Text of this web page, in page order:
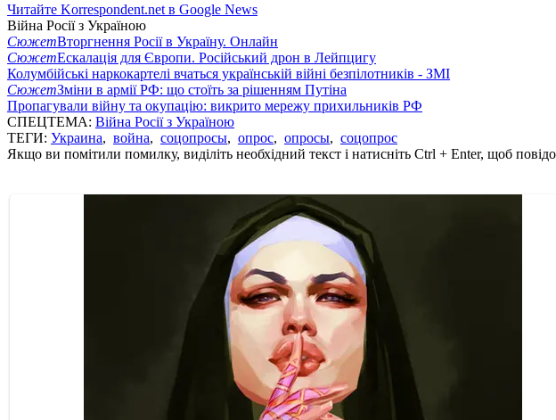
Читайте Korrespondent.net в Google News
Війна Росії з Україною
СюжетВторгнення Росії в Україну. Онлайн
СюжетЕскалація для Європи. Російський дрон в Лейпцигу
Колумбійські наркокартелі вчаться українській війні безпілотників - ЗМІ
СюжетЗміни в армії РФ: що стоїть за рішенням Путіна
Пропагували війну та окупацію: викрито мережу прихильників РФ
СПЕЦТЕМА: Війна Росії з Україною
ТЕГИ: Украина, война, соцопросы, опрос, опросы, соцопрос
Якщо ви помітили помилку, виділіть необхідний текст і натисніть Ctrl + Enter, щоб